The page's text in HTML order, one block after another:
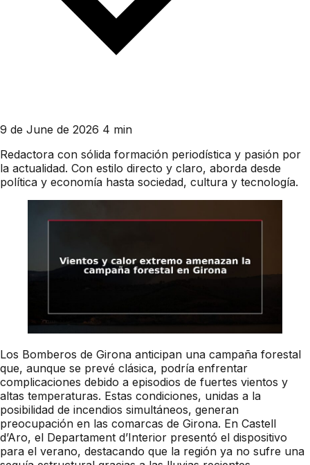
9 de June de 2026 4 min
Redactora con sólida formación periodística y pasión por
la actualidad. Con estilo directo y claro, aborda desde
política y economía hasta sociedad, cultura y tecnología.
Los Bomberos de Girona anticipan una campaña forestal
que, aunque se prevé clásica, podría enfrentar
complicaciones debido a episodios de fuertes vientos y
altas temperaturas. Estas condiciones, unidas a la
posibilidad de incendios simultáneos, generan
preocupación en las comarcas de Girona. En Castell
d’Aro, el Departament d’Interior presentó el dispositivo
para el verano, destacando que la región ya no sufre una